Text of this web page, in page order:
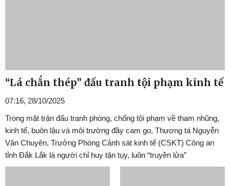
“Lá chắn thép” đấu tranh tội phạm kinh tế
07:16, 28/10/2025
Trong mặt trận đấu tranh phòng, chống tội phạm về tham nhũng,
kinh tế, buôn lậu và môi trường đầy cam go, Thượng tá Nguyễn
Văn Chuyên, Trưởng Phòng Cảnh sát kinh tế (CSKT) Công an
tỉnh Đắk Lắk là người chỉ huy tận tụy, luôn “truyền lửa”